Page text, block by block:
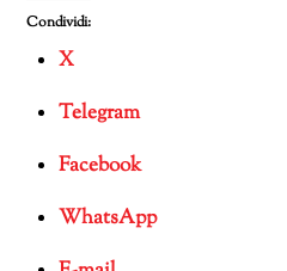
Condividi:
X
Telegram
Facebook
WhatsApp